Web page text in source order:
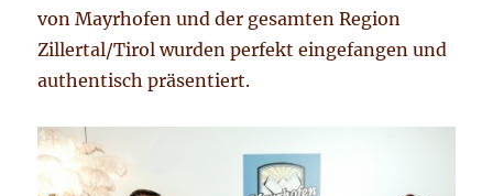
von Mayrhofen und der gesamten Region
Zillertal/Tirol wurden perfekt eingefangen und
authentisch präsentiert.